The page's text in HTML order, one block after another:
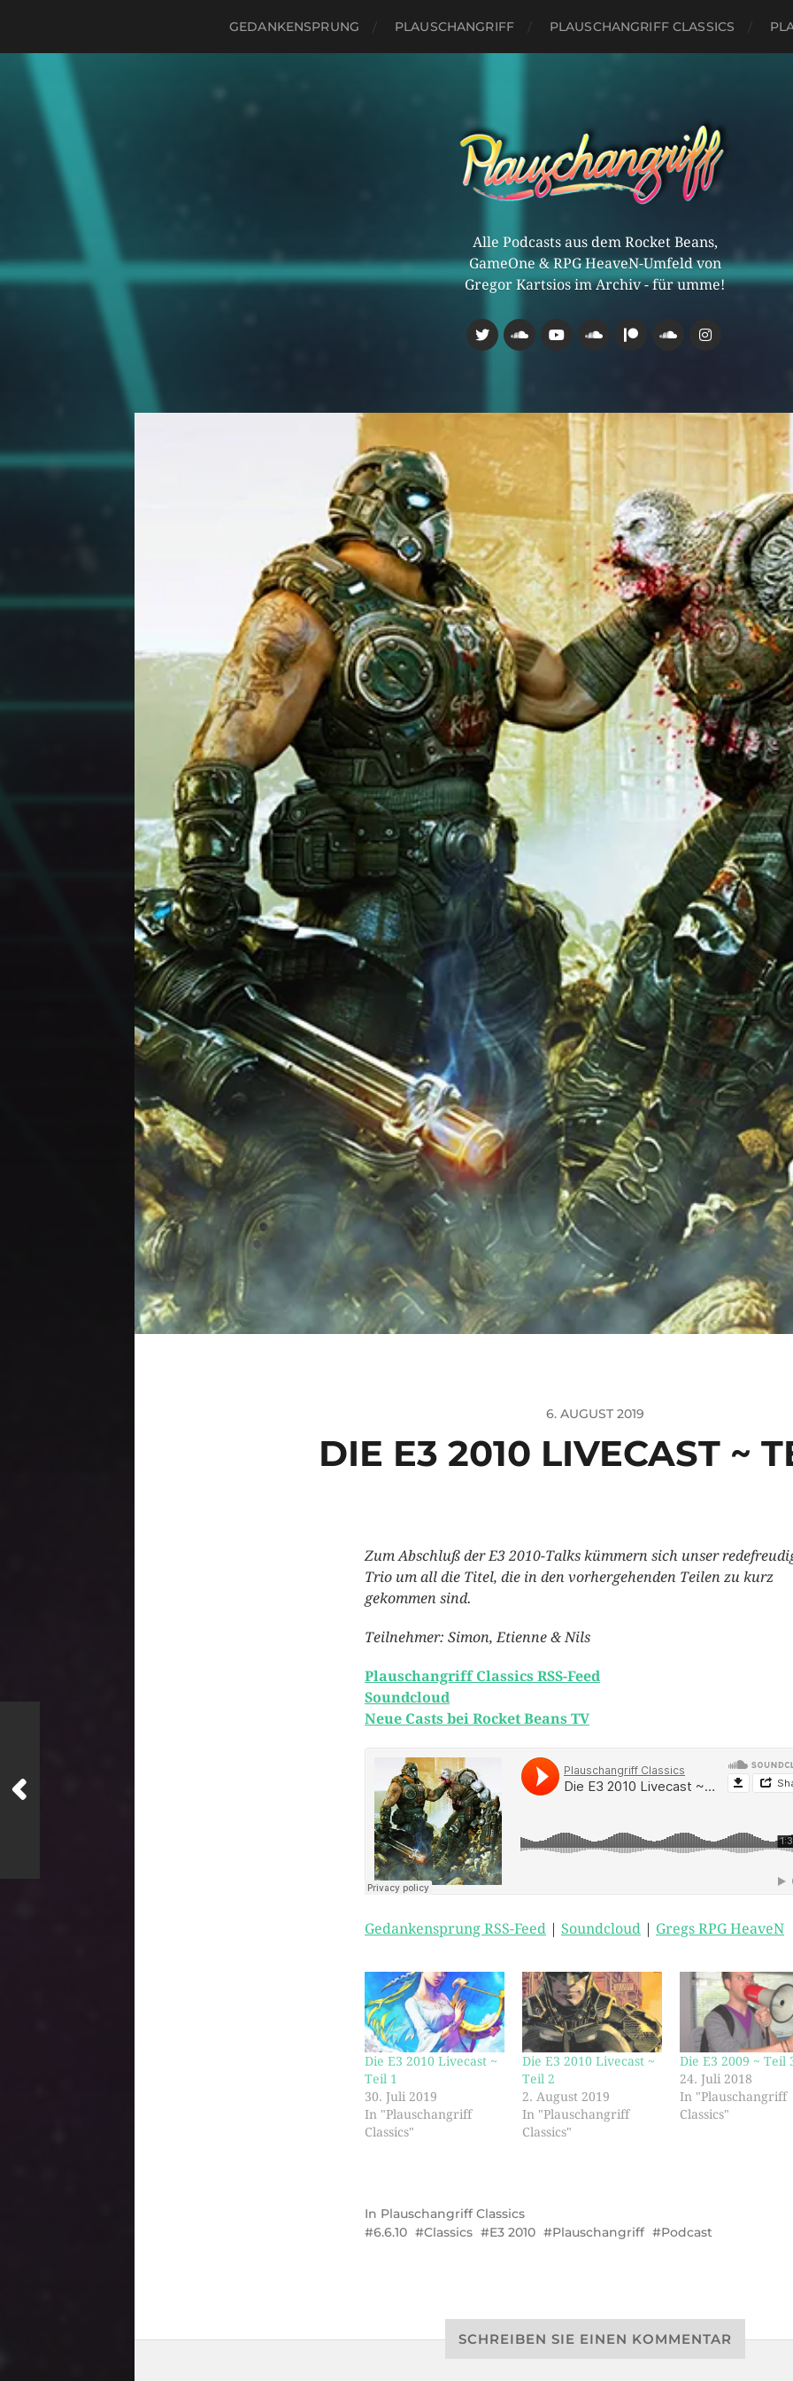
GEDANKENSPRUNG PLAUSCHANGRIFF PLAUSCHANGRIFF CLASSICS
Alle Podcasts aus dem Rocket Beans,
GameOne & RPG HeaveN-Umfeld von
Gregor Kartsios im Archiv - für umme!
6. AUGUST 2019
DIE E3 2010 LIVECAST ~
Zum Abschluß der E3 2010-Talks kümmern sich unser
Trio um all die Titel, die in den vorhergehenden Teilen zu kurz
gekommen sind.
Teilnehmer: Simon, Etienne & Nils
Plauschangriff Classics RSS-Feed
Soundcloud
Neue Casts bei Rocket Beans TV
Gedankensprung RSS-Feed Soundcloud Gregs RPG HeaveN
Die E3 2010 Livecast ~
Teil 1
30. Juli 2019
In "Plauschangriff
Classics"
Die E3 2010 Livecast ~
Teil 2
2. August 2019
In "Plauschangriff
Classics"
Die E3 2009 ~ Teil
24. Juli 2018
In "Plauschangriff
Classics"
In Plauschangriff Classics
6.6.10
Classics E3 2010 Plauschangriff Podcast
SCHREIBEN SIE EINEN KOMMENTAR